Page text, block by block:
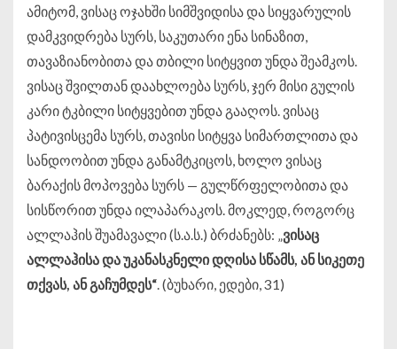
ამიტომ, ვისაც ოჯახში სიმშვიდისა და სიყვარულის
დამკვიდრება სურს, საკუთარი ენა სინაზით,
თავაზიანობითა და თბილი სიტყვით უნდა შეამკოს.
ვისაც შვილთან დაახლოება სურს, ჯერ მისი გულის
კარი ტკბილი სიტყვებით უნდა გააღოს. ვისაც
პატივისცემა სურს, თავისი სიტყვა სიმართლითა და
სანდოობით უნდა განამტკიცოს, ხოლო ვისაც
ბარაქის მოპოვება სურს — გულწრფელობითა და
სისწორით უნდა ილაპარაკოს. მოკლედ, როგორც
ალლაჰის შუამავალი (ს.ა.ს.) ბრძანებს: „ვისაც
ალლაჰისადაუკანასკნელიდღისა სწამს, ან სიკეთე
თქვას, ანგაჩუმდეს“.(ბუხარი, ედები, 31)